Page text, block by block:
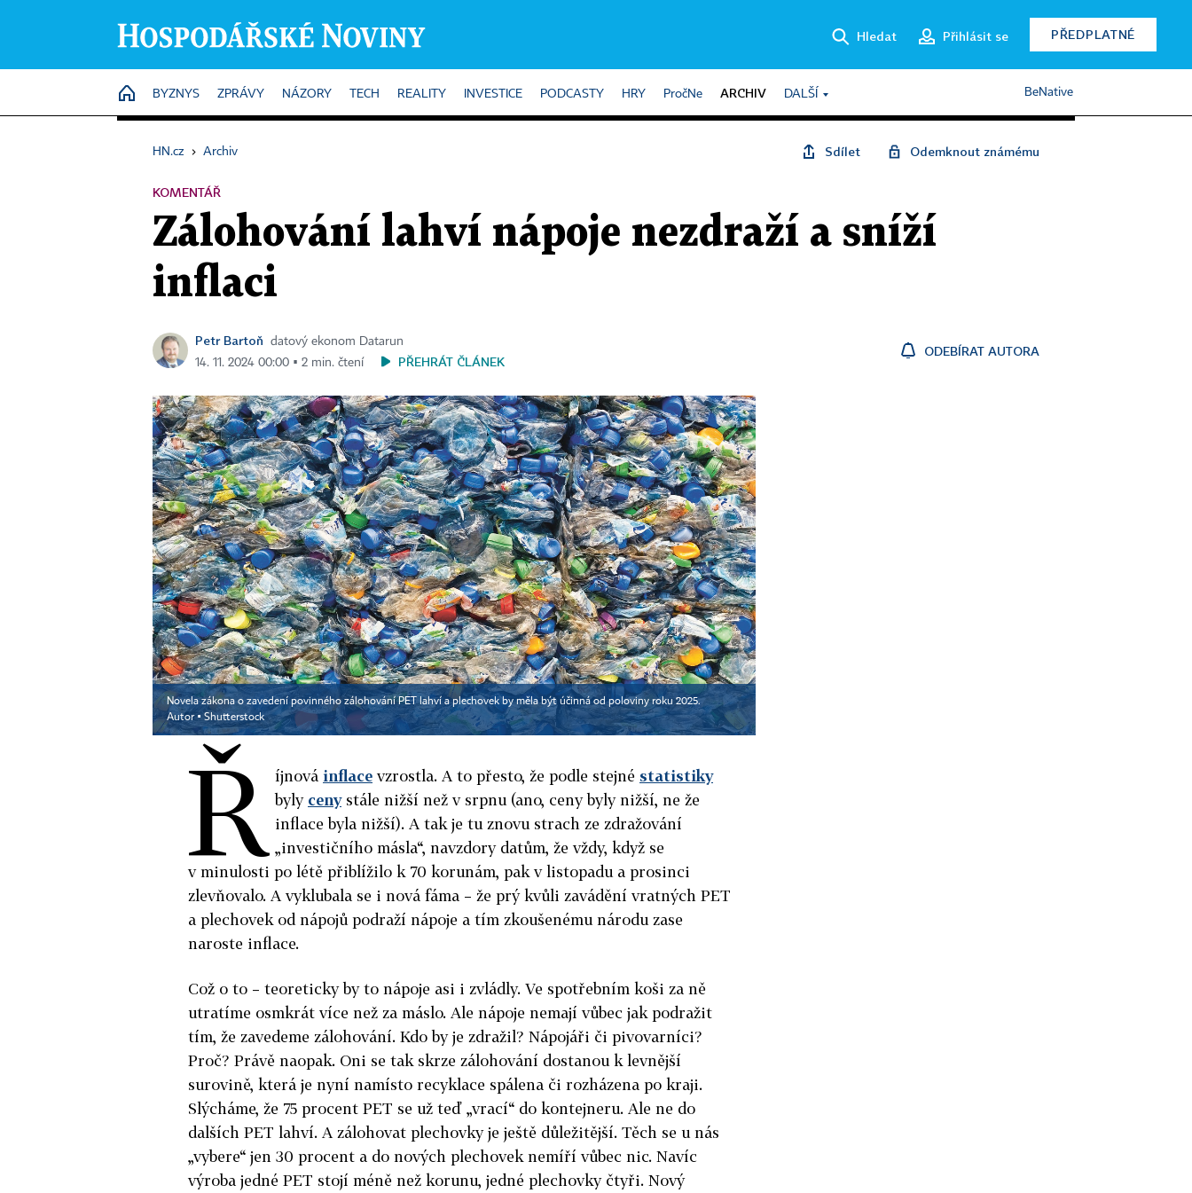
Hledat Přihlásit se PŘEDPLATNÉ
HOME
BYZNYS ZPRÁVY NÁZORY TECH REALITY INVESTICE PODCASTY HRY PročNe ARCHIV DALŠÍ BeNative
HN.cz › Archiv Sdílet Odemknout známému
KOMENTÁŘ
Zálohování lahví nápoje nezdraží a sníží
inflaci
Petr Bartoň
datový ekonom Datarun
14. 11. 2024 00:00 ▪ 2 min. čtení
PŘEHRÁT ČLÁNEK
ODEBÍRAT AUTORA
Novela zákona o zavedení povinného zálohování PET lahví a plechovek by měla být účinná od poloviny roku 2025.
Autor ▪ Shutterstock
Ř íjnová inflace vzrostla. A to přesto, že podle stejné statistiky
byly cenystále nižší než v srpnu (ano, ceny byly nižší, ne že
inflace byla nižší). A tak je tu znovu strach ze zdražování
„investičního másla“, navzdory datům, že vždy, když se
v minulosti po létě přiblížilo k 70 korunám, pak v listopadu a prosinci
zlevňovalo. A vyklubala se i nová fáma – že prý kvůli zavádění vratných PET
a plechovek od nápojů podraží nápoje a tím zkoušenému národu zase
naroste inflace.
Což o to – teoreticky by to nápoje asi i zvládly. Ve spotřebním koši za ně
utratíme osmkrát více než za máslo. Ale nápoje nemají vůbec jak podražit
tím, že zavedeme zálohování. Kdo by je zdražil? Nápojáři či pivovarníci?
Proč? Právě naopak. Oni se tak skrze zálohování dostanou k levnější
surovině, která je nyní namísto recyklace spálena či rozházena po kraji.
Slýcháme, že 75 procent PET se už teď „vrací“ do kontejneru. Ale ne do
dalších PET lahví. A zálohovat plechovky je ještě důležitější. Těch se u nás
„vybere“ jen 30 procent a do nových plechovek nemíří vůbec nic. Navíc
výroba jedné PET stojí méně než korunu, jedné plechovky čtyři. Nový